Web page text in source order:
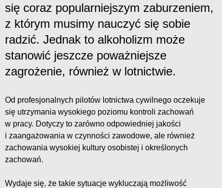
się coraz popularniejszym zaburzeniem,
z którym musimy nauczyć się sobie
radzić. Jednak to alkoholizm może
stanowić jeszcze poważniejsze
zagrożenie, również w lotnictwie.
Od profesjonalnych pilotów lotnictwa cywilnego oczekuje
się utrzymania wysokiego poziomu kontroli zachowań
w pracy. Dotyczy to zarówno odpowiedniej jakości
i zaangażowania w czynności zawodowe, ale również
zachowania wysokiej kultury osobistej i określonych
zachowań.
Wydaje się, że takie sytuacje wykluczają możliwość